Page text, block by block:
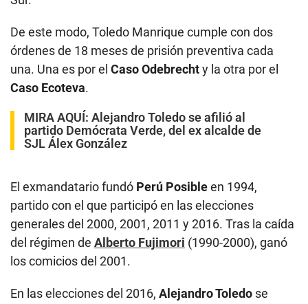
De este modo, Toledo Manrique cumple con dos
órdenes de 18 meses de prisión preventiva cada
una. Una es por el Caso Odebrechty la otra por el
Caso Ecoteva.
MIRA AQUÍ: Alejandro Toledo se afilió al
partido Demócrata Verde, del ex alcalde de
SJL Álex González
El exmandatario fundó Perú Posibleen 1994,
partido con el que participó en las elecciones
generales del 2000, 2001, 2011 y 2016. Tras la caída
del régimen de Alberto Fujimori (1990-2000), ganó
los comicios del 2001.
En las elecciones del 2016, Alejandro Toledo se